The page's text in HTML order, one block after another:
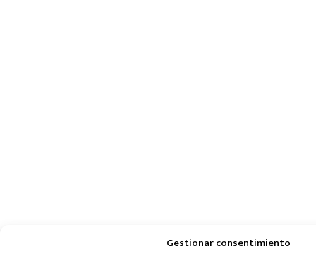
Gestionar consentimiento